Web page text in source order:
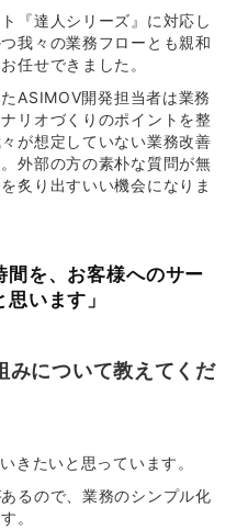
『達人シリーズ』に対応し
我々の業務フローとも親和
任せできました。
ASIMOV開発担当者は業務
リオづくりのポイントを整
が想定していない業務改善
外部の方の素朴な質問が無
炙り出すいい機会になりま
間を、お客様へのサー
います」
みについて教えてくだ
きたいと思っています。
るので、業務のシンプル化
。